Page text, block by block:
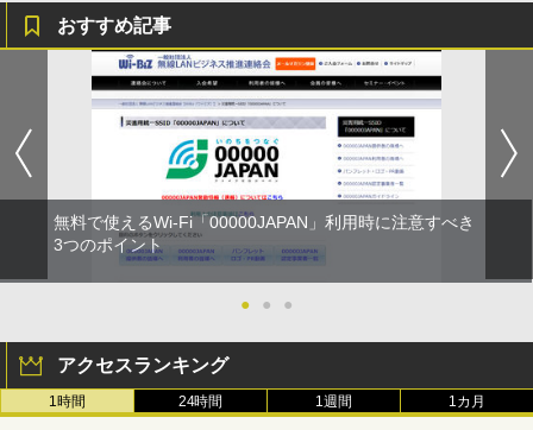
おすすめ記事
無料で使えるWi-Fi「00000JAPAN」利用時に注意すべき
3つのポイント
● ● ●
アクセスランキング
1時間 24時間 1週間 1カ月